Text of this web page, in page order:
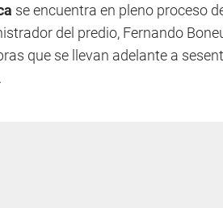
se encuentra en pleno proceso
del predio, Fernando
que se llevan adelante a